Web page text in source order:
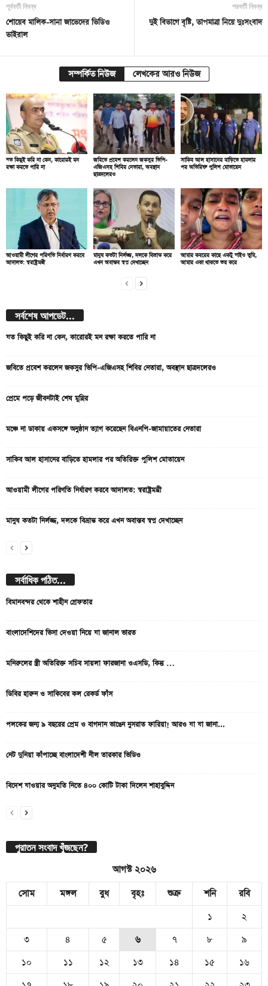
পূর্ববর্তী নিবন্ধ
শোয়েব মালিক-সানা জাভেদের ভিডিও
ভাইরাল
পরবর্তী নিবন্ধ
দুই বিভাগে বৃষ্টি, তাপমাত্রা নিয়ে দুঃসংবাদ
সম্পর্কিত নিউজ লেখকের আরও নিউজ
যত কিছুই করি না কেন, কারোরই মন
রক্ষা করতে পারি না
জবিতে প্রবেশ করলেন জকসুর ভিপি-
এজিএসহ শিবির নেতারা, অবস্থান
ছাত্রদলেরও
সাকিব আল হাসানের বাড়িতে হামলার
পর অতিরিক্ত পুলিশ মোতায়েন
আওয়ামী লীগের পরিণতি নির্ধারণ করবে
আদালত: স্বরাষ্ট্রমন্ত্রী
মানুষ কতটা নির্লজ্জ, দলকে বিভ্রান্ত করে
এখন অবাস্তব স্বপ্ন দেখাচ্ছেন
আমার কবরের কাছে একটু যাইও তুমি,
আমার একা থাকতে ভয় করে
সর্বশেষ আপডেট...
যত কিছুই করি না কেন, কারোরই মন রক্ষা করতে পারি না
জবিতে প্রবেশ করলেন জকসুর ভিপি-এজিএসহ শিবির নেতারা, অবস্থান ছাত্রদলেরও
প্রেমে পড়ে জীবনটাই শেষ মুন্নির
মঞ্চে না ডাকায় একসঙ্গে অনুষ্ঠান ত্যাগ করেছেন বিএনপি-জামায়াতের নেতারা
সাকিব আল হাসানের বাড়িতে হামলার পর অতিরিক্ত পুলিশ মোতায়েন
আওয়ামী লীগের পরিণতি নির্ধারণ করবে আদালত: স্বরাষ্ট্রমন্ত্রী
মানুষ কতটা নির্লজ্জ, দলকে বিভ্রান্ত করে এখন অবাস্তব স্বপ্ন দেখাচ্ছেন
সর্বাধিক পঠিত...
বিমানবন্দর থেকে শাহীন গ্রেফতার
বাংলাদেশিদের ভিসা দেওয়া নিয়ে যা জানাল ভারত
মনিরুলের স্ত্রী অতিরিক্ত সচিব সায়লা ফারজানা ওএসডি, কিন্তু …
ডিবির হারুন ও সাকিবের কল রেকর্ড ফাঁস
পলকের জন্য ৯ বছরের প্রেম ও বাগদান ভাঙেন নুসরাত ফারিয়া! আরও যা যা জানা...
নেট দুনিয়া কাঁপাচ্ছে বাংলাদেশী নীল তারকার ভিডিও
বিদেশ যাওয়ার অনুমতি নিতে ৪০০ কোটি টাকা দিলেন শাহাবুদ্দিন
পুরাতন সংবাদ খুঁজছেন?
আগস্ট ২০২৬
সোম
মঙ্গল বুধ বৃহঃ শুক্র শনি
রবি
১
২
৩
৪ ৫ ৬ ৭ ৮
৯
১০
১১ ১২ ১৩ ১৪ ১৫
১৬